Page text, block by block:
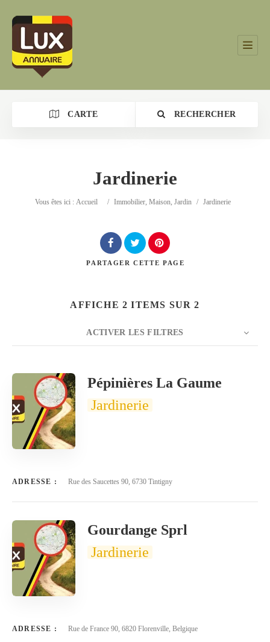
CARTE RECHERCHER
Catégorie
Rechercher
Jardinerie
Vous êtes ici : Accueil / Immobilier, Maison, Jardin / Jardinerie
PARTAGER CETTE PAGE
AFFICHE 2 ITEMS SUR 2
ACTIVER LES FILTRES
NOMBRE 20
Pépinières La Gaume
Jardinerie
ADRESSE : Rue des Saucettes 90, 6730 Tintigny
Gourdange Sprl
Jardinerie
ADRESSE : Rue de France 90, 6820 Florenville, Belgique